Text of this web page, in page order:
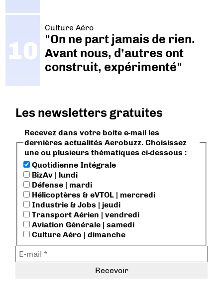
Culture Aéro
"On ne part jamais de rien.
Avant nous, d’autres ont
construit, expérimenté"
Les newsletters gratuites
Recevez dans votre boite e-mail les
dernières actualités Aerobuzz. Choisissez
une ou plusieurs thématiques ci-dessous :
Quotidienne Intégrale
BizAv | lundi
Défense | mardi
Hélicoptères & eVTOL | mercredi
Industrie & Jobs | jeudi
Transport Aérien | vendredi
Aviation Générale | samedi
Culture Aéro | dimanche